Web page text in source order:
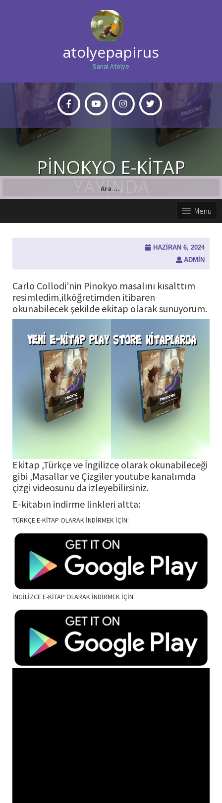
atolyepapirus
Sanal Atolye
PİNOKYO E-KİTAP
YAYINDA
Menu
HAZIRAN 6, 2024
ADMIN
Carlo Collodi’nin Pinokyo masalını kısalttım
resimledim,ilköğretimden itibaren
okunabilecek şekilde ekitap olarak sunuyorum.
Ekitap ,Türkçe ve İngilizce olarak okunabileceği
gibi ,Masallar ve Çizgiler youtube kanalımda
çizgi videosunu da izleyebilirsiniz.
E-kitabın indirme linkleri altta:
TÜRKÇE E-KİTAP OLARAK İNDİRMEK İÇİN:
İNGİLİZCE E-KİTAP OLARAK İNDİRMEK İÇİN: